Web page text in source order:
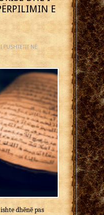
E
PUSHTETIT NË
dhë­në pas